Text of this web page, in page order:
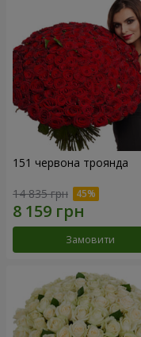
151 червона троянда
14 835 грн
Замовити